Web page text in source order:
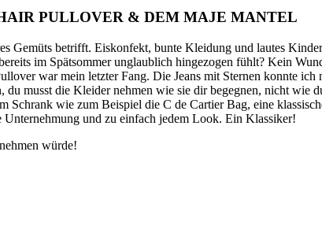
PULLOVER & DEM MAJE MANTEL
Gemüts betrifft. Eiskonfekt, bunte Kleidung und lautes
im Spätsommer unglaublich hingezogen fühlt? Kein
war mein letzter Fang. Die Jeans mit Sternen konnte ich
musst die Kleider nehmen wie sie dir begegnen, nicht wie
wie zum Beispiel die C de Cartier Bag, eine
und zu einfach jedem Look. Ein Klassiker!
würde!